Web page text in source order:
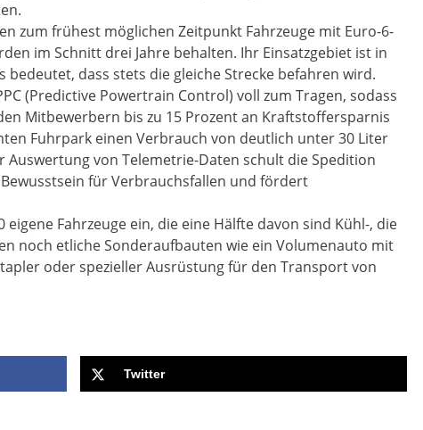
zum frühest möglichen Zeitpunkt Fahrzeuge mit Euro-6-
im Schnitt drei Jahre behalten. Ihr Einsatzgebiet ist in
bedeutet, dass stets die gleiche Strecke befahren wird.
(Predictive Powertrain Control) voll zum Tragen, sodass
Mitbewerbern bis zu 15 Prozent an Kraftstoffersparnis
Fuhrpark einen Verbrauch von deutlich unter 30 Liter
Auswertung von Telemetrie-Daten schult die Spedition
für Verbrauchsfallen und fördert
Fahrzeuge ein, die eine Hälfte davon sind Kühl-, die
noch etliche Sonderaufbauten wie ein Volumenauto mit
oder spezieller Ausrüstung für den Transport von
Twitter